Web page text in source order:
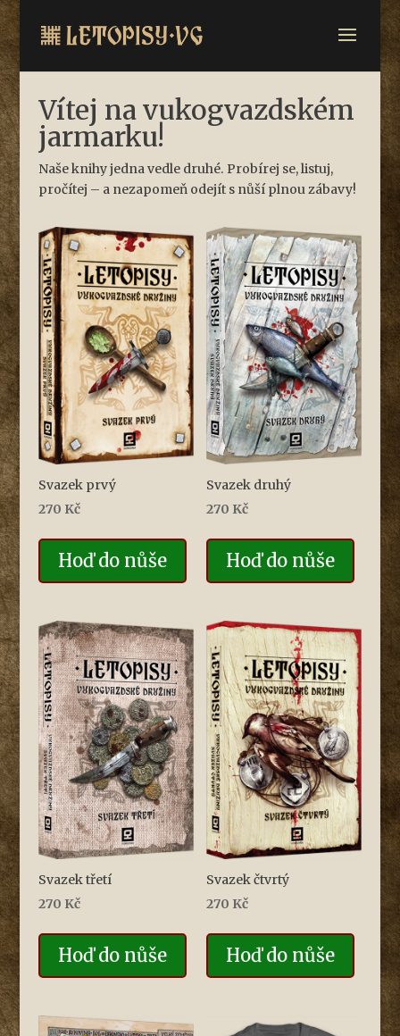
Vítej na vukogvazdském
jarmarku!
Naše knihy jedna vedle druhé. Probírej se, listuj,
pročítej – a nezapomeň odejít s nůší plnou zábavy!
Svazek prvý
270 Kč
Hoď do nůše
Svazek druhý
270 Kč
Hoď do nůše
Svazek třetí
270 Kč
Hoď do nůše
Svazek čtvrtý
270 Kč
Hoď do nůše